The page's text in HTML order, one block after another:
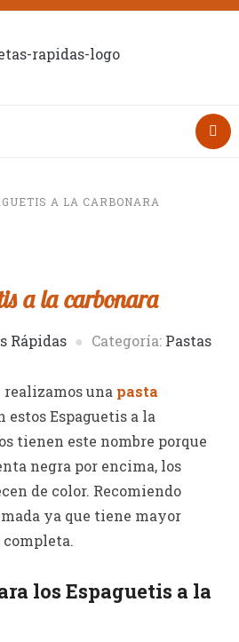
A LA CARBONARA
a la carbonara
Rápidas Categoría: Pastas
realizamos una pasta
Espaguetis a la
tienen este nombre porque
negra por encima, los
de color. Recomiendo
ya que tiene mayor
completa.
los Espaguetis a la